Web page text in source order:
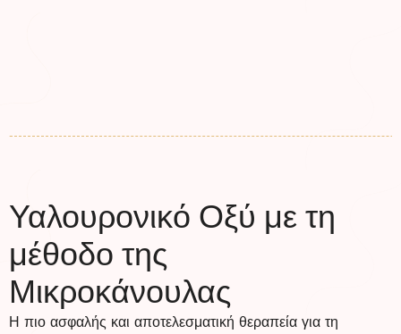
Υαλουρονικό Οξύ με τη
μέθοδο της
Μικροκάνουλας
Η πιο ασφαλής και αποτελεσματική θεραπεία για τη